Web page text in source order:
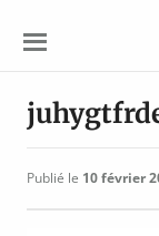
Publié le 10 février